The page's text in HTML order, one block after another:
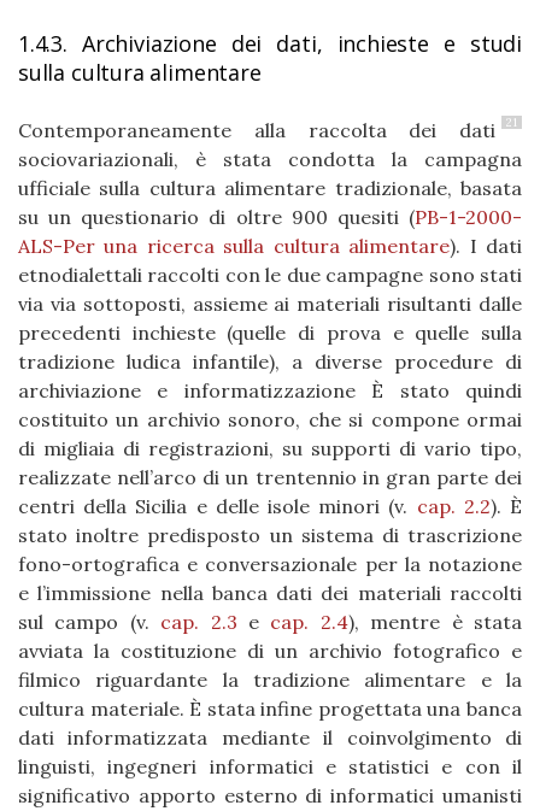
1.4.3. Archiviazione dei dati, inchieste e studi
sulla cultura alimentare
21
Contemporaneamente alla raccolta dei dati
sociovariazionali, è stata condotta la campagna
ufficiale sulla cultura alimentare tradizionale, basata
su un questionario di oltre 900 quesiti (PB-1-2000-
ALS-Per una ricerca sulla cultura alimentare). I dati
etnodialettali raccolti con le due campagne sono stati
via via sottoposti, assieme ai materiali risultanti dalle
precedenti inchieste (quelle di prova e quelle sulla
tradizione ludica infantile), a diverse procedure di
archiviazione e informatizzazione È stato quindi
costituito un archivio sonoro, che si compone ormai
di migliaia di registrazioni, su supporti di vario tipo,
realizzate nell’arco di un trentennio in gran parte dei
centri della Sicilia e delle isole minori (v. cap. 2.2). È
stato inoltre predisposto un sistema di trascrizione
fono-ortografica e conversazionale per la notazione
e l’immissione nella banca dati dei materiali raccolti
sul campo (v. cap. 2.3 e cap. 2.4), mentre è stata
avviata la costituzione di un archivio fotografico e
filmico riguardante la tradizione alimentare e la
cultura materiale. È stata infine progettata una banca
dati informatizzata mediante il coinvolgimento di
linguisti, ingegneri informatici e statistici e con il
significativo apporto esterno di informatici umanisti